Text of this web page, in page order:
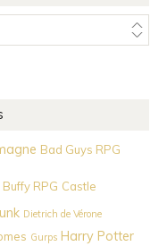
Bad Guys RPG
Buffy RPG Castle
Dietrich de Vérone
Gurps Harry Potter